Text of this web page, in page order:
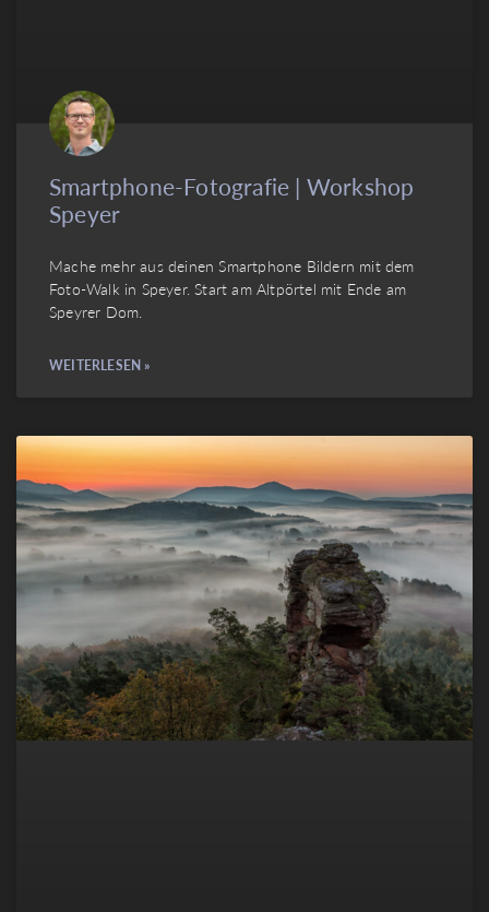
Smartphone-Fotografie | Workshop
Speyer
Mache mehr aus deinen Smartphone Bildern mit dem
Foto-Walk in Speyer. Start am Altpörtel mit Ende am
Speyrer Dom.
WEITERLESEN »